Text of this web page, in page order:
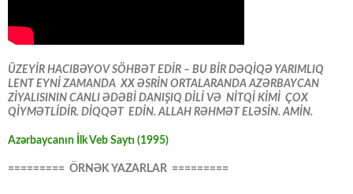
ÜZEYİR HACIBƏYOV SÖHBƏT EDİR – BU BİR DƏQİQƏ YARIMLIQ
LENT EYNİ ZAMANDA XX ƏSRİN ORTALARANDA AZƏRBAYCAN
ZİYALISININ CANLI ƏDƏBİ DANIŞIQ DİLİ VƏ NİTQİ KİMİ ÇOX
QİYMƏTLİDİR. DİQQƏT EDİN. ALLAH RƏHMƏT ELƏSİN. AMİN.
Azərbaycanın İlk Veb Saytı (1995)
========= ÖRNƏK YAZARLAR =========